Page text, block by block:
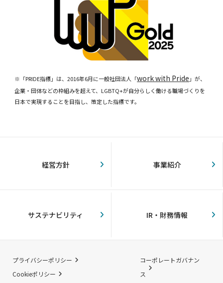
※「PRIDE指標」は、2016年6月に一般社団法人「work with Pride 」が、
企業・団体などの枠組みを超えて、LGBTQ+が自分らしく働ける職場づくりを
日本で実現することを目指し、策定した指標です。
経営方針 事業紹介
サステナビリティ IR・財務情報
プライバシーポリシー
Cookieポリシー
コーポレートガバナン
ス